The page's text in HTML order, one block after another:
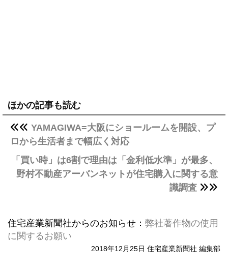
ほかの記事も読む
YAMAGIWA=大阪にショールームを開設、プ
ロから生活者まで幅広く対応
「買い時」は6割で理由は「金利低水準」が最多、
野村不動産アーバンネットが住宅購入に関する意
識調査
住宅産業新聞社からのお知らせ： 弊社著作物の使用
に関するお願い
2018年12月25日 住宅産業新聞社 編集部